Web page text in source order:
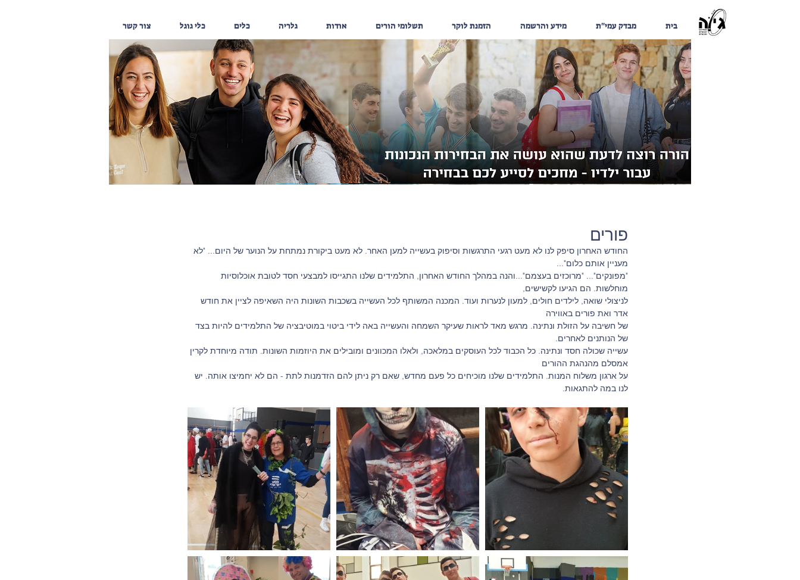
בית מבדק עמי"ת מידע והרשמה הזמנת לוקר תשלומי הורים אודות גלריה כלים כלי גוגל צור קשר
פורים
החודש האחרון סיפק לנו לא מעט רגעי התרגשות וסיפוק בעשייה למען האחר. לא מעט ביקורת נמתחת על הנוער של היום... "לא
מעניין אותם כלום"...
"מפונקים"... "מרוכזים בעצמם"...והנה במהלך החודש האחרון, התלמידים שלנו התגייסו למבצעי חסד לטובת אוכלוסיות
מוחלשות. הם הגיעו לקשישים,
לניצולי שואה, לילדים חולים, למעון לנערות ועוד. המכנה המשותף לכל העשייה בשכבות השונות היה השאיפה לציין את חודש
אדר ואת פורים באווירה
של חשיבה על הזולת ונתינה. מרגש מאד לראות שעיקר השמחה והעשייה באה לידי ביטוי במוטיבציה של התלמידים להיות בצד
של הנותנים לאחרים.
עשייה שכולה חסד ונתינה. כל הכבוד לכל העוסקים במלאכה, ולאלו המכוונים ומובילים את היוזמות השונות. תודה מיוחדת לקרין
אמסלם מהנהגת ההורים
על ארגון משלוח המנות. התלמידים שלנו מוכיחים כל פעם מחדש, שאם רק ניתן להם הזדמנות לתת - הם לא יחמיצו אותה. יש
לנו במה להתגאות.